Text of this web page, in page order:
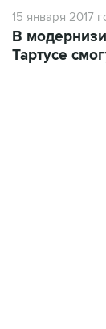
15 января 2017
В
Тартусе